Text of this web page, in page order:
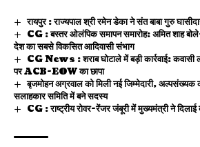
रायपुर : राज्यपाल श्री रमेन डेका ने संत बाबा गुरु
CG : बस्तर ओलंपिक समापन समारोह: अमित शाह
देश का सबसे विकसित आदिवासी संभाग
CG News : शराब घोटाले में बड़ी कार्रवाई: कवासी
पर ACB-EOW का छापा
बृजमोहन अग्रवाल को मिली नई जिम्मेदारी, अल्पसंख्यक
सलाहकार समिति में बने सदस्य
CG : राष्ट्रीय रोवर-रेंजर जंबूरी में मुख्यमंत्री ने दिलाई